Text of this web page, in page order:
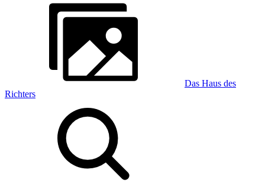
Das Haus des
Richters